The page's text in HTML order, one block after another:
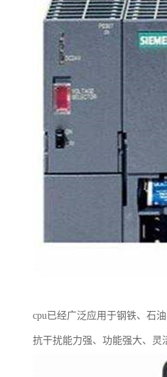
cpu已经广泛应用于钢铁、石
抗干扰能力强、功能强大、灵